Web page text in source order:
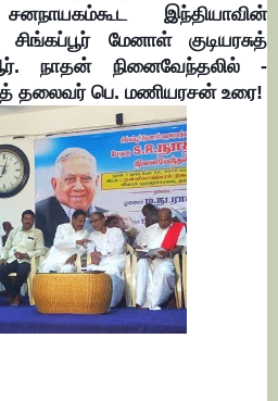
இந்தியாவின்
சிங்கப்பூர் மேனாள் குடியரசுத்
நாதன் நினைவேந்தலில் -
தலைவர் பெ. மணியரசன் உரை!